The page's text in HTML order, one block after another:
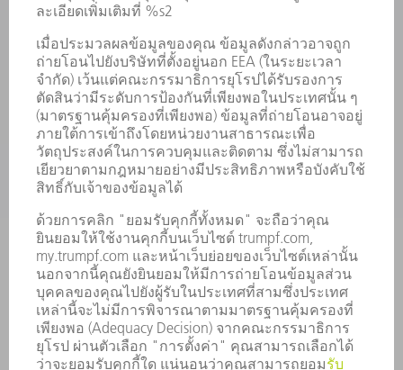
เพาเวอร์อิเล็กทรอนิกส์
โรงงานอัจฉริยะ
ซอฟต์แวร์
บริการ
การใช้งาน
อุตสาหกรรมต่าง ๆ
บริษัท
อาชีพ
ข้อเสนอตำแหน่งงาน
โปรไฟล์บริษัท
รายงานประจำปี
หลักการดำเนินธุรกิจของบริษัท
การปฏิบัติตามมาตรฐาน
ระบบแจ้งเบาะแส
การรักษาความปลอดภัย
ข่าวประชาสัมพันธ์
แม็กกาซีน
ความยั่งยืน